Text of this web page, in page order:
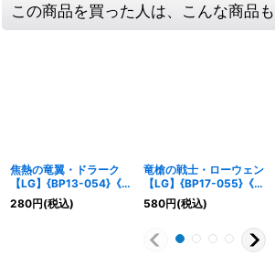
この商品を買った人は、こんな商品
焦熱の竜翼・ドラーク
【LG】{BP13-054}《ド
ラゴン》
280円(税込)
竜槍の戦士・ローウェン
【LG】{BP17-055}《ド
ラゴン》
580円(税込)